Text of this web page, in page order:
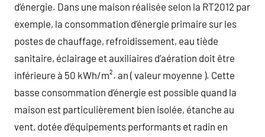
d’énergie. Dans une maison réalisée selon la RT2012 par
exemple, la consommation d’énergie primaire sur les
postes de chauffage, refroidissement, eau tiède
sanitaire, éclairage et auxiliaires d’aération doit être
inférieure à 50 kWh/m². an ( valeur moyenne ). Cette
basse consommation d’énergie est possible quand la
maison est particulièrement bien isolée, étanche au
vent, dotée d’équipements performants et radin en